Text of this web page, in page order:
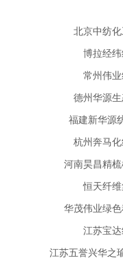
常州伟
德州华源
福建新华源
杭州奔马
河南昊昌精
恒天纤
华茂伟业绿
江苏宝达
江苏五誉兴华之
金光纤维
快鱼